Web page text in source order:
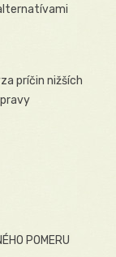
príčin nižších
POMERU